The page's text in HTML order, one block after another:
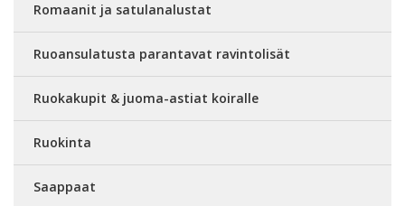
Romaanit ja satulanalustat
Ruoansulatusta parantavat ravintolisät
Ruokakupit & juoma-astiat koiralle
Ruokinta
Saappaat